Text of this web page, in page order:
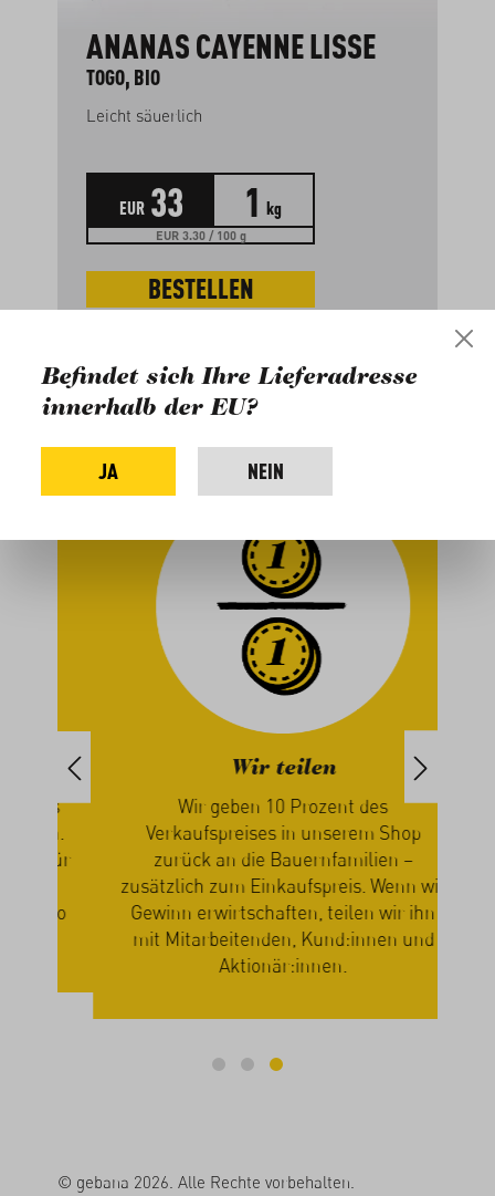
ANANAS CAYENNE LISSE
TOGO, BIO
Leicht säuerlich
EUR 33 1 kg
EUR 3.30 / 100 g
BESTELLEN
Wir teilen
Wir geben 10 Prozent des
Verkaufspreises in unserem Shop
zurück an die Bauernfamilien –
zusätzlich zum Einkaufspreis. Wenn wir
Gewinn erwirtschaften, teilen wir ihn
mit Mitarbeitenden, Kund:innen und
Aktionär:innen.
© gebana 2026. Alle Rechte vorbehalten.
Befindet sich Ihre Lieferadresse
innerhalb der EU?
JA NEIN